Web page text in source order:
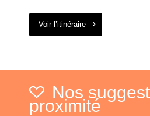
Voir l’itinéraire
Nos
proximité